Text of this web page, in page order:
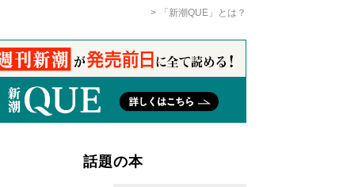
「新潮QUE」とは？
話題の本